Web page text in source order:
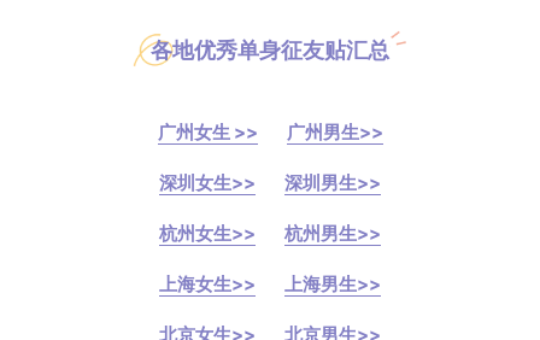
各地优秀单身征友贴汇总
广州女生 >> 广州男生>>
深圳女生>> 深圳男生>>
杭州女生>> 杭州男生>>
上海女生>> 上海男生>>
北京女生>> 北京男生>>